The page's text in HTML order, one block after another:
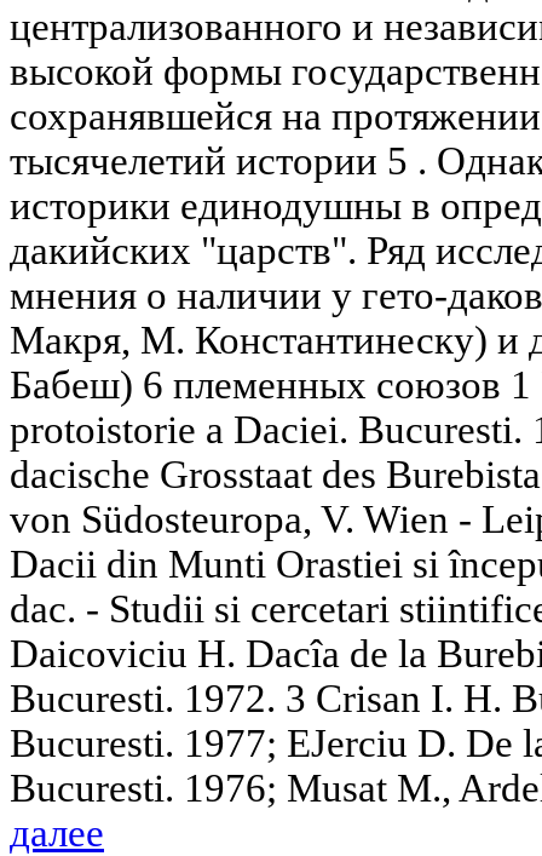
централизованного и
высокой формы
сохранявшейся на
тысячелетий истории 5 .
историки единодушны в
дакийских "царств". Ряд
мнения о наличии у гето-
Макря, М. Константинеску) и
Бабеш) 6 племенных союзов
protoistorie a Daciei. Bucuresti.
dacische Grosstaat des
von Südosteuropa, V. Wien -
Dacii din Munti Orastiei si
dac. - Studii si cercetari
Daicoviciu H. Dacîa de la
Bucuresti. 1972. 3 Crisan I. H.
Bucuresti. 1977; EJerciu D. De
Bucuresti. 1976; Musat M.,
далее